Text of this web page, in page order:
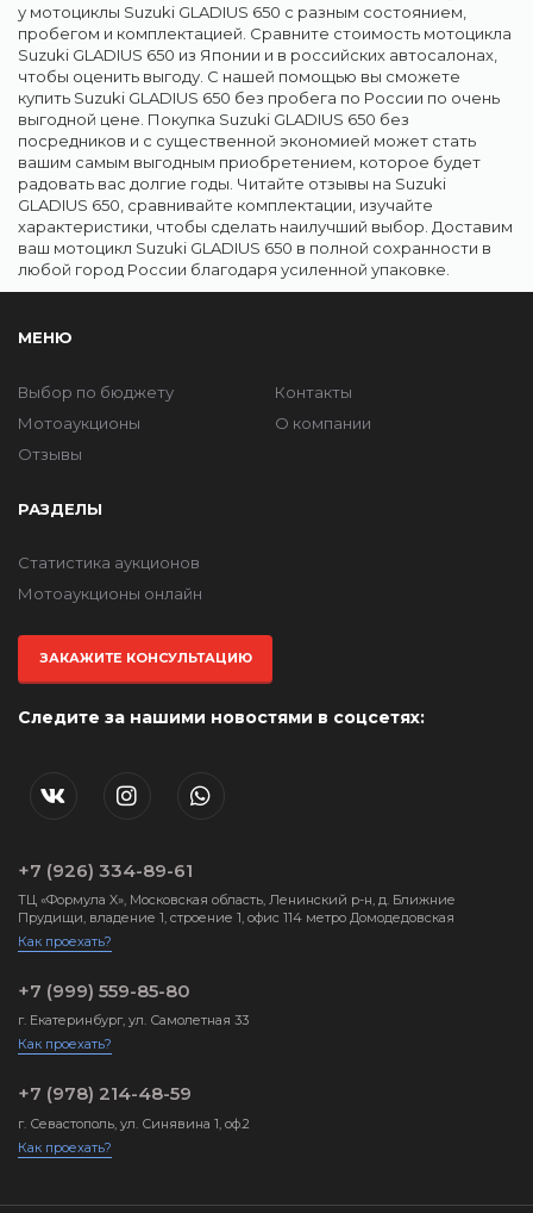
у мотоциклы Suzuki GLADIUS 650 с разным состоянием,
пробегом и комплектацией. Сравните стоимость мотоцикла
Suzuki GLADIUS 650 из Японии и в российских автосалонах,
чтобы оценить выгоду. С нашей помощью вы сможете
купить Suzuki GLADIUS 650 без пробега по России по очень
выгодной цене. Покупка Suzuki GLADIUS 650 без
посредников и с существенной экономией может стать
вашим самым выгодным приобретением, которое будет
радовать вас долгие годы. Читайте отзывы на Suzuki
GLADIUS 650, сравнивайте комплектации, изучайте
характеристики, чтобы сделать наилучший выбор. Доставим
ваш мотоцикл Suzuki GLADIUS 650 в полной сохранности в
любой город России благодаря усиленной упаковке.
МЕНЮ
Выбор по бюджету
Мотоаукционы
Отзывы
Контакты
О компании
РАЗДЕЛЫ
Статистика аукционов
Мотоаукционы онлайн
ЗАКАЖИТЕ КОНСУЛЬТАЦИЮ
Следите за нашими новостями в соцсетях:
+7 (926) 334-89-61
ТЦ «Формула X», Московская область, Ленинский р-н, д. Ближние
Прудищи, владение 1, строение 1, офис 114 метро Домодедовская
Как проехать?
+7 (999) 559-85-80
г. Екатеринбург, ул. Самолетная 33
Как проехать?
+7 (978) 214-48-59
г. Севастополь, ул. Синявина 1, оф.2
Как проехать?